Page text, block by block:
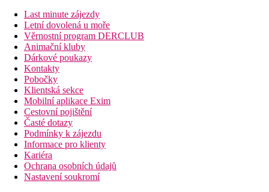
Last minute zájezdy
Letní dovolená u moře
Věrnostní program DERCLUB
Animační kluby
Dárkové poukazy
Kontakty
Pobočky
Klientská sekce
Mobilní aplikace Exim
Cestovní pojištění
Časté dotazy
Podmínky k zájezdu
Informace pro klienty
Kariéra
Ochrana osobních údajů
Nastavení soukromí